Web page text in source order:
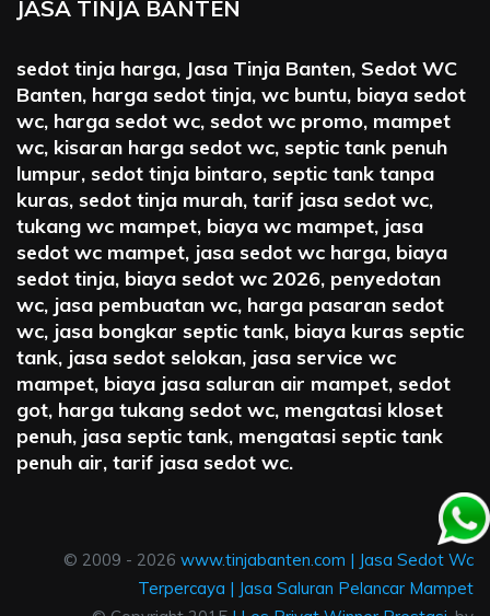
JASA TINJA BANTEN
sedot tinja harga, Jasa Tinja Banten, Sedot WC
Banten, harga sedot tinja, wc buntu, biaya sedot
wc, harga sedot wc, sedot wc promo, mampet
wc, kisaran harga sedot wc, septic tank penuh
lumpur, sedot tinja bintaro, septic tank tanpa
kuras, sedot tinja murah, tarif jasa sedot wc,
tukang wc mampet, biaya wc mampet, jasa
sedot wc mampet, jasa sedot wc harga, biaya
sedot tinja, biaya sedot wc 2026, penyedotan
wc, jasa pembuatan wc, harga pasaran sedot
wc, jasa bongkar septic tank, biaya kuras septic
tank, jasa sedot selokan, jasa service wc
mampet, biaya jasa saluran air mampet, sedot
got, harga tukang sedot wc, mengatasi kloset
penuh, jasa septic tank, mengatasi septic tank
penuh air, tarif jasa sedot wc.
© 2009 - 2026 www.tinjabanten.com | Jasa Sedot Wc
Terpercaya | Jasa Saluran Pelancar Mampet